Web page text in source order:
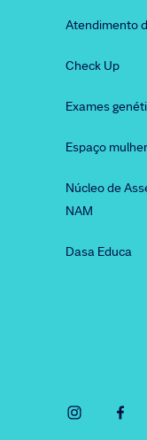
Atendimento
Check Up
Exames
Espaço mulher
Núcleo de
NAM
Dasa Educa